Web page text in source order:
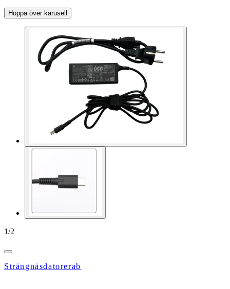
Hoppa över karusell
1/2
Strängnäsdatorerab